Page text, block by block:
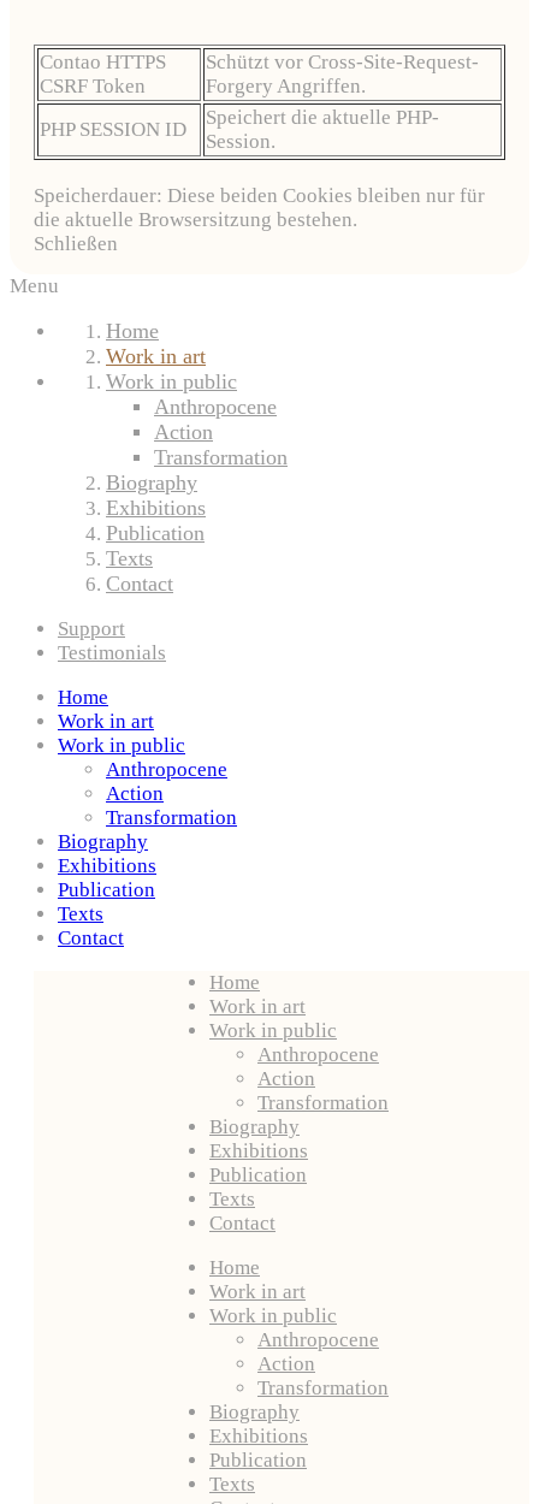
Contao HTTPS
CSRF Token
Schützt vor Cross-Site-Request-
Forgery Angriffen.
PHP SESSION ID
Speichert die aktuelle PHP-
Session.
Speicherdauer: Diese beiden Cookies bleiben nur für
die aktuelle Browsersitzung bestehen.
Schließen
Menu
Home
Work in art
Work in public
Anthropocene
Action
Transformation
Biography
Exhibitions
Publication
Texts
Contact
Support
Testimonials
Home
Work in art
Work in public
Anthropocene
Action
Transformation
Biography
Exhibitions
Publication
Texts
Contact
Home
Work in art
Work in public
Anthropocene
Action
Transformation
Biography
Exhibitions
Publication
Texts
Contact
Home
Work in art
Work in public
Anthropocene
Action
Transformation
Biography
Exhibitions
Publication
Texts